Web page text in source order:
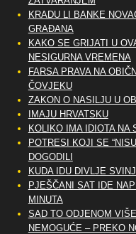
KRADU LI BANKE
GRAĐANA
KAKO SE GRIJATI U
NESIGURNA VREMENA
FARSA PRAVA NA
ČOVJEKU
ZAKON O NASILJU U
IMAJU HRVATSKU
KOLIKO IMA IDIOTA NA
POTRESI KOJI SE
DOGODILI
KUDA IDU DIVLJE
PJEŠČANI SAT IDE
MINUTA
SAD TO ODJENOM
NEMOGUĆE – PREKO